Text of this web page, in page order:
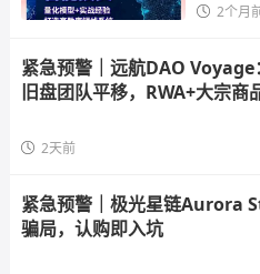
2个月
紧急预警｜远航DAO Voyage
旧盘团队平移，RWA+大宗商
2天前
紧急预警｜极光星链Aurora
骗局，认购即入坑